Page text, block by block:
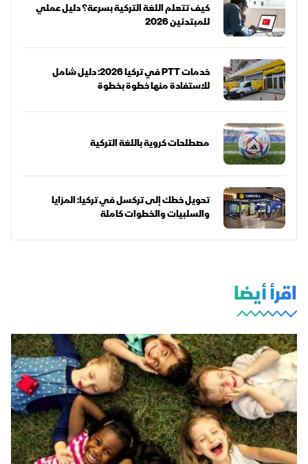
كيف تتعلم اللغة التركية بسرعة؟ دليل عملي
للمبتدئين 2026
خدمات PTT في تركيا 2026: دليل شامل
للاستفادة منها خطوة بخطوة
مصطلحات كروية باللغة التركية
تحويل خطك إلى تركسل في تركيا: المزايا
والسلبيات والخطوات كاملة
اقرأ أيضا